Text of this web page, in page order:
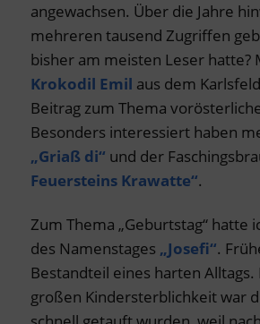
angewachsen. Über die Jahre
mehreren tausend Zugriffen
bisher am meisten Leser hatte?
Krokodil Emil aus dem
Beitrag zum Thema
Besonders interessiert haben
„Griaß di“ und der
Feuersteins Krawatte“.
Zum Thema „Geburtstag“ hatte
des Namenstages „Josefi“.
Bestandteil eines harten
großen Kindersterblichkeit war